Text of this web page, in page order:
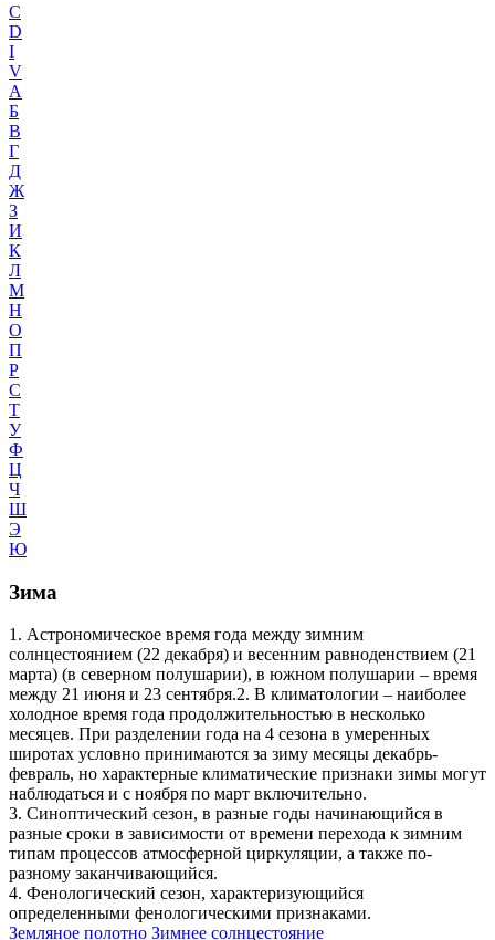
C
D
I
V
А
Б
В
Г
Д
Ж
З
И
К
Л
М
Н
О
П
Р
С
Т
У
Ф
Ц
Ч
Ш
Э
Ю
Зима
1. Астрономическое время года между зимним
солнцестоянием (22 декабря) и весенним равноденствием (21
марта) (в северном полушарии), в южном полушарии – время
между 21 июня и 23 сентября.2. В климатологии – наиболее
холодное время года продолжительностью в несколько
месяцев. При разделении года на 4 сезона в умеренных
широтах условно принимаются за зиму месяцы декабрь-
февраль, но характерные климатические признаки зимы могут
наблюдаться и с ноября по март включительно.
3. Синоптический сезон, в разные годы начинающийся в
разные сроки в зависимости от времени перехода к зимним
типам процессов атмосферной циркуляции, а также по-
разному заканчивающийся.
4. Фенологический сезон, характеризующийся
определенными фенологическими признаками.
Земляное полотно Зимнее солнцестояние